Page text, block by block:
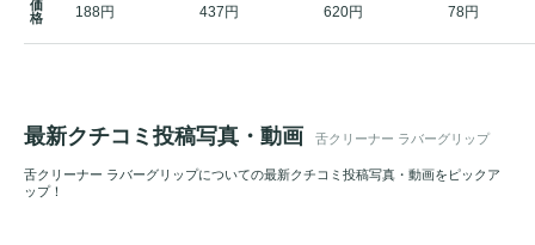
価
格
188円 437円 620円 78円
最新クチコミ投稿写真・動画 舌クリーナー ラバーグリップ
舌クリーナー ラバーグリップについての最新クチコミ投稿写真・動画をピックア
ップ！